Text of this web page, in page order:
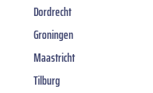
Dordrecht
Groningen
Maastricht
Tilburg